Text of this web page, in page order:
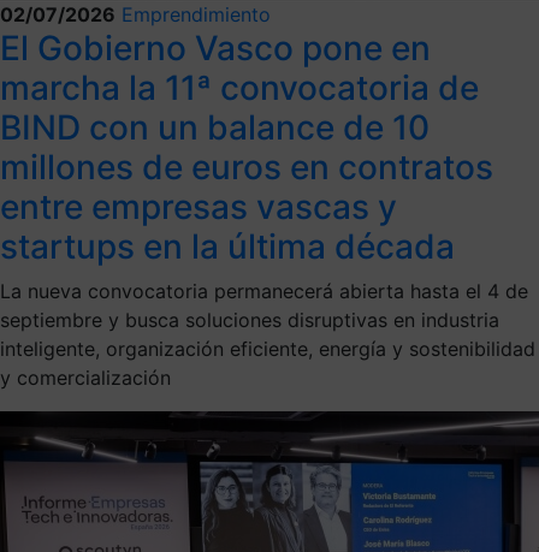
02/07/2026 Emprendimiento
El Gobierno Vasco pone en
marcha la 11ª convocatoria de
BIND con un balance de 10
millones de euros en contratos
entre empresas vascas y
startups en la última década
La nueva convocatoria permanecerá abierta hasta el 4 de
septiembre y busca soluciones disruptivas en industria
inteligente, organización eficiente, energía y sostenibilidad
y comercialización